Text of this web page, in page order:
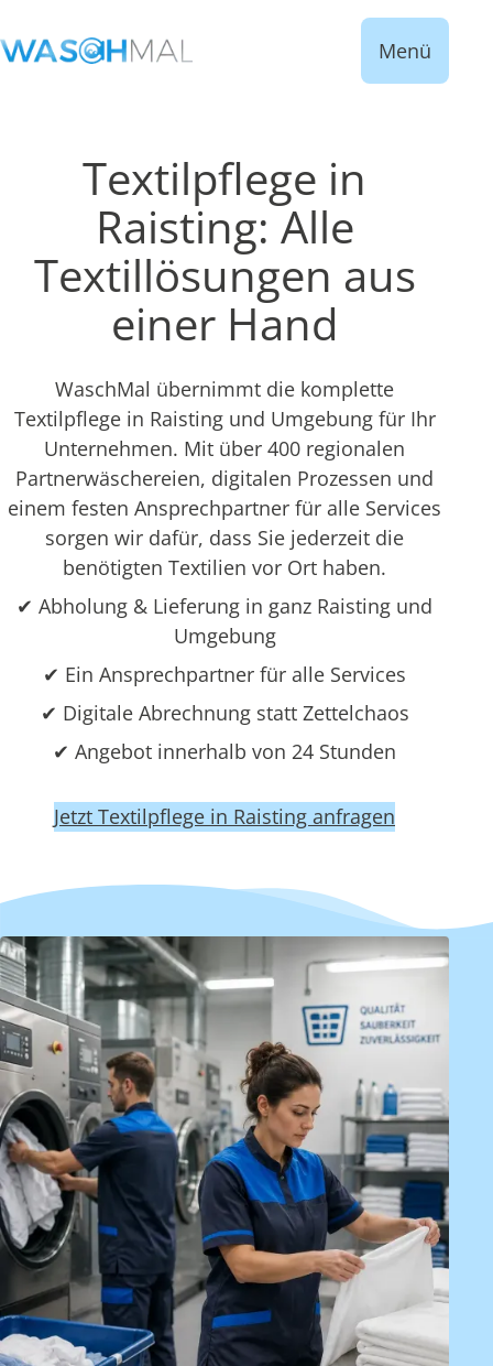
Menü
Textilpflege in
Raisting: Alle
Textillösungen aus
einer Hand
WaschMal übernimmt die komplette
Textilpflege in Raisting und Umgebung für Ihr
Unternehmen. Mit über 400 regionalen
Partnerwäschereien, digitalen Prozessen und
einem festen Ansprechpartner für alle Services
sorgen wir dafür, dass Sie jederzeit die
benötigten Textilien vor Ort haben.
✔ Abholung & Lieferung in ganz Raisting und
Umgebung
✔ Ein Ansprechpartner für alle Services
✔ Digitale Abrechnung statt Zettelchaos
✔ Angebot innerhalb von 24 Stunden
Jetzt Textilpflege in Raisting anfragen